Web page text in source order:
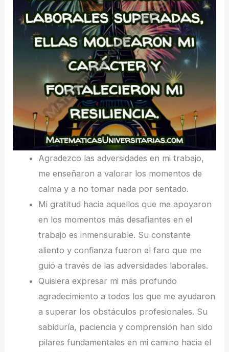
Agradezco las adversidades en mi trabajo,
me enseñaron a valorar los momentos de
calma y a no tomar nada por sentado.
Mi gratitud hacia aquellos que me apoyaron
en los momentos más desafiantes en el
trabajo es inmensurable. Su constante
aliento y confianza fueron el faro que me
guió a través de las adversidades laborales.
Quisiera expresar mi más profundo
agradecimiento a todos los que me ayudaron
a superar los obstáculos profesionales. Su
sabiduría, paciencia y comprensión han sido
pilares fundamentales en mi camino hacia el